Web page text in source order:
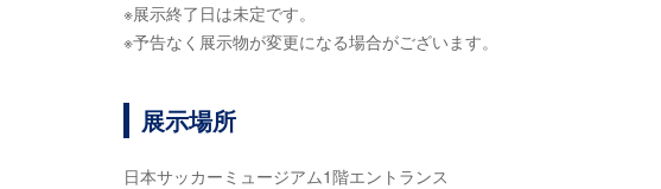
※展示終了日は未定です。
※予告なく展示物が変更になる場合がございます。
展示場所
日本サッカーミュージアム1階エントランス